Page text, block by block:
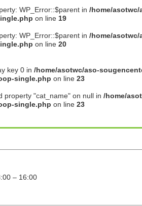
WP_Error::$parent in /home/
on line 19
WP_Error::$parent in /home/
on line 20
key 0 in /home/asotwc/aso-
single.php on line 23
property "cat_name" on null in /home/
single.php on line 23
– 16:00